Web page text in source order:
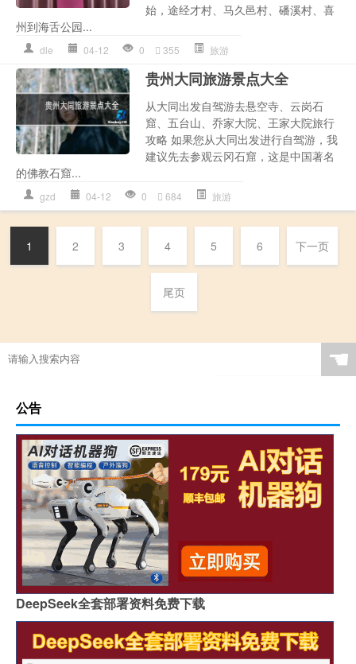
始，途经才村、马久邑村、磻溪村、喜
州到海舌公园...
dle 04-12 0 355 旅游
贵州大同旅游景点大全
从大同出发自驾游去悬空寺、云岗石
窟、五台山、乔家大院、王家大院旅行
攻略 如果您从大同出发进行自驾游，我
建议先去参观云冈石窟，这是中国著名
的佛教石窟...
gzd 04-12 0 684 旅游
1 2 3 4 5 6 下一页
尾页
☚
公告
DeepSeek全套部署资料免费下载